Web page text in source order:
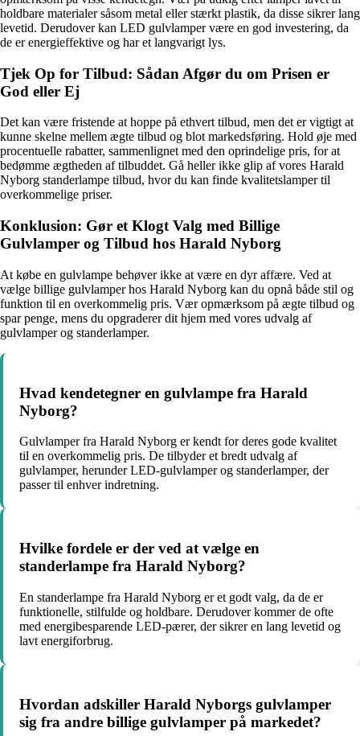
holdbare materialer såsom metal eller stærkt plastik, da disse sikrer lang
levetid. Derudover kan LED gulvlamper være en god investering, da
de er energieffektive og har et langvarigt lys.
Tjek Op for Tilbud: Sådan Afgør du om Prisen er
God eller Ej
Det kan være fristende at hoppe på ethvert tilbud, men det er vigtigt at
kunne skelne mellem ægte tilbud og blot markedsføring. Hold øje med
procentuelle rabatter, sammenlignet med den oprindelige pris, for at
bedømme ægtheden af tilbuddet. Gå heller ikke glip af vores Harald
Nyborg standerlampe tilbud, hvor du kan finde kvalitetslamper til
overkommelige priser.
Konklusion: Gør et Klogt Valg med Billige
Gulvlamper og Tilbud hos Harald Nyborg
At købe en gulvlampe behøver ikke at være en dyr affære. Ved at
vælge billige gulvlamper hos Harald Nyborg kan du opnå både stil og
funktion til en overkommelig pris. Vær opmærksom på ægte tilbud og
spar penge, mens du opgraderer dit hjem med vores udvalg af
gulvlamper og standerlamper.
Hvad kendetegner en gulvlampe fra Harald
Nyborg?
Gulvlamper fra Harald Nyborg er kendt for deres gode kvalitet
til en overkommelig pris. De tilbyder et bredt udvalg af
gulvlamper, herunder LED-gulvlamper og standerlamper, der
passer til enhver indretning.
Hvilke fordele er der ved at vælge en
standerlampe fra Harald Nyborg?
En standerlampe fra Harald Nyborg er et godt valg, da de er
funktionelle, stilfulde og holdbare. Derudover kommer de ofte
med energibesparende LED-pærer, der sikrer en lang levetid og
lavt energiforbrug.
Hvordan adskiller Harald Nyborgs gulvlamper
sig fra andre billige gulvlamper på markedet?